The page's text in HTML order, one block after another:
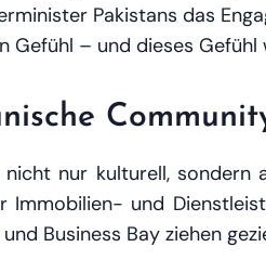
Pakistans das
– und dieses
nur kulturell, sondern
und
Business Bay ziehen